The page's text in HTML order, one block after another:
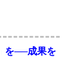
を──成果を